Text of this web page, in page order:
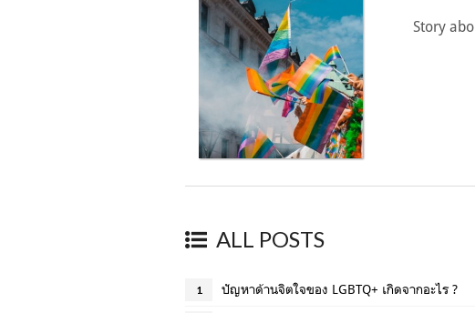
Story
ALL POSTS
1 ปัญหาด้านจิตใจของ LGBTQ+ เกิดจากอะไร ?